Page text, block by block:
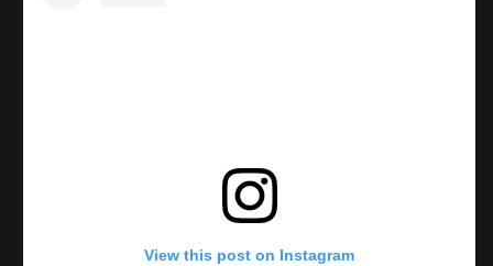
View this post on Instagram